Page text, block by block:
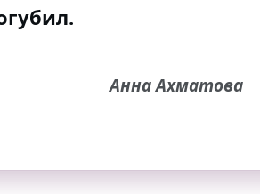
Анна Ахматова